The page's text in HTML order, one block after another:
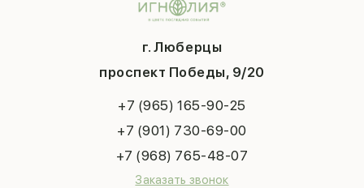
г. Люберцы
проспект Победы, 9/20
+7 (965) 165-90-25
+7 (901) 730-69-00
+7 (968) 765-48-07
Заказать звонок
Публичная оферта
Последний звонок